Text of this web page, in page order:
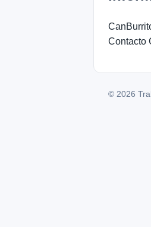
Contacto
© 2026